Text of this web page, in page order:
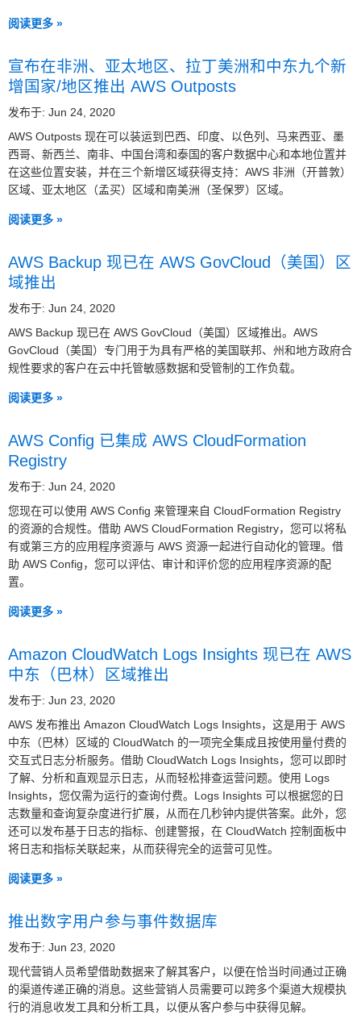
阅读更多 »
宣布在非洲、亚太地区、拉丁美洲和中东九个新
增国家/地区推出 AWS Outposts
发布于: Jun 24, 2020
AWS Outposts 现在可以装运到巴西、印度、以色列、马来西亚、墨
西哥、新西兰、南非、中国台湾和泰国的客户数据中心和本地位置并
在这些位置安装，并在三个新增区域获得支持：AWS 非洲（开普敦）
区域、亚太地区（孟买）区域和南美洲（圣保罗）区域。
阅读更多 »
AWS Backup 现已在 AWS GovCloud（美国）区
域推出
发布于: Jun 24, 2020
AWS Backup 现已在 AWS GovCloud（美国）区域推出。AWS
GovCloud（美国）专门用于为具有严格的美国联邦、州和地方政府合
规性要求的客户在云中托管敏感数据和受管制的工作负载。
阅读更多 »
AWS Config 已集成 AWS CloudFormation
Registry
发布于: Jun 24, 2020
您现在可以使用 AWS Config 来管理来自 CloudFormation Registry
的资源的合规性。借助 AWS CloudFormation Registry，您可以将私
有或第三方的应用程序资源与 AWS 资源一起进行自动化的管理。借
助 AWS Config，您可以评估、审计和评价您的应用程序资源的配
置。
阅读更多 »
Amazon CloudWatch Logs Insights 现已在 AWS
中东（巴林）区域推出
发布于: Jun 23, 2020
AWS 发布推出 Amazon CloudWatch Logs Insights，这是用于 AWS
中东（巴林）区域的 CloudWatch 的一项完全集成且按使用量付费的
交互式日志分析服务。借助 CloudWatch Logs Insights，您可以即时
了解、分析和直观显示日志，从而轻松排查运营问题。使用 Logs
Insights，您仅需为运行的查询付费。Logs Insights 可以根据您的日
志数量和查询复杂度进行扩展，从而在几秒钟内提供答案。此外，您
还可以发布基于日志的指标、创建警报，在 CloudWatch 控制面板中
将日志和指标关联起来，从而获得完全的运营可见性。
阅读更多 »
推出数字用户参与事件数据库
发布于: Jun 23, 2020
现代营销人员希望借助数据来了解其客户，以便在恰当时间通过正确
的渠道传递正确的消息。这些营销人员需要可以跨多个渠道大规模执
行的消息收发工具和分析工具，以便从客户参与中获得见解。